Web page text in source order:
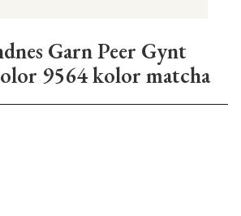
Garn Peer Gynt
9564 kolor matcha